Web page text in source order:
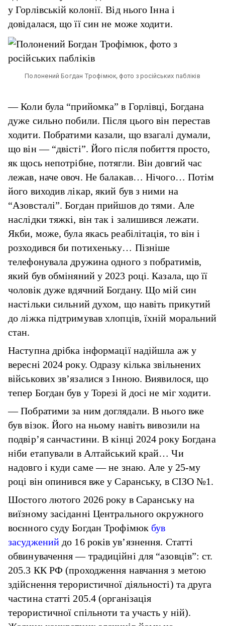
у Горлівській колонії. Від нього Інна і
довідалася, що її син не може ходити.
Полонений Богдан Трофімюк, фото з російських пабліків
— Коли була “прийомка” в Горлівці, Богдана
дуже сильно побили. Після цього він перестав
ходити. Побратими казали, що взагалі думали,
що він — “двісті”. Його після побиття просто,
як щось непотрібне, потягли. Він довгий час
лежав, наче овоч. Не балакав… Нічого… Потім
його виходив лікар, який був з ними на
“Азовсталі”. Богдан прийшов до тями. Але
наслідки тяжкі, він так і залишився лежати.
Якби, може, була якась реабілітація, то він і
розходився би потихеньку… Пізніше
телефонувала дружина одного з побратимів,
який був обміняний у 2023 році. Казала, що її
чоловік дуже вдячний Богдану. Що мій син
настільки сильний духом, що навіть прикутий
до ліжка підтримував хлопців, їхній моральний
стан.
Наступна дрібка інформації надійшла аж у
вересні 2024 року. Одразу кілька звільнених
військових зв’язалися з Інною. Виявилося, що
тепер Богдан був у Торезі й досі не міг ходити.
— Побратими за ним доглядали. В нього вже
був візок. Його на ньому навіть вивозили на
подвір’я санчастини. В кінці 2024 року Богдана
ніби етапували в Алтайський край… Чи
надовго і куди саме — не знаю. Але у 25-му
році він опинився вже у Саранську, в СІЗО №1.
Шостого лютого 2026 року в Саранську на
виїзному засіданні Центрального окружного
воєнного суду Богдан Трофімюк був
засуджений до 16 років ув’язнення. Статті
обвинувачення — традиційні для “азовців”: ст.
205.3 КК РФ (проходження навчання з метою
здійснення терористичної діяльності) та друга
частина статті 205.4 (організація
терористичної спільноти та участь у ній).